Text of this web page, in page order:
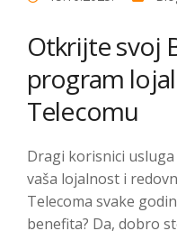
Otkrijte svoj
program
Telecomu
Dragi korisnici usluga
vaša lojalnost i
Telecoma svake
benefita? Da, dobro